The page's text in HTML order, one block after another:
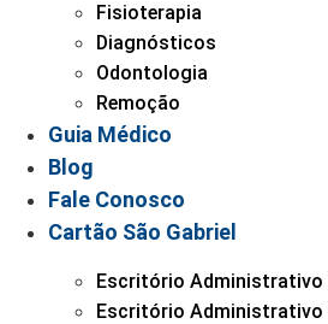
Fisioterapia
Diagnósticos
Odontologia
Remoção
Guia Médico
Blog
Fale Conosco
Cartão São Gabriel
Escritório Administrativo
Escritório Administrativo